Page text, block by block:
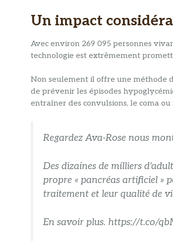
Un impact
Avec environ 269 095 personnes
technologie est extrêmement
Non seulement il offre une méthode
de prévenir les épisodes
entraîner des convulsions, le coma
Regardez Ava-Rose nous
Des dizaines de milliers
propre « pancréas artificiel »
traitement et leur qualité de
En savoir plus. https://t.co/